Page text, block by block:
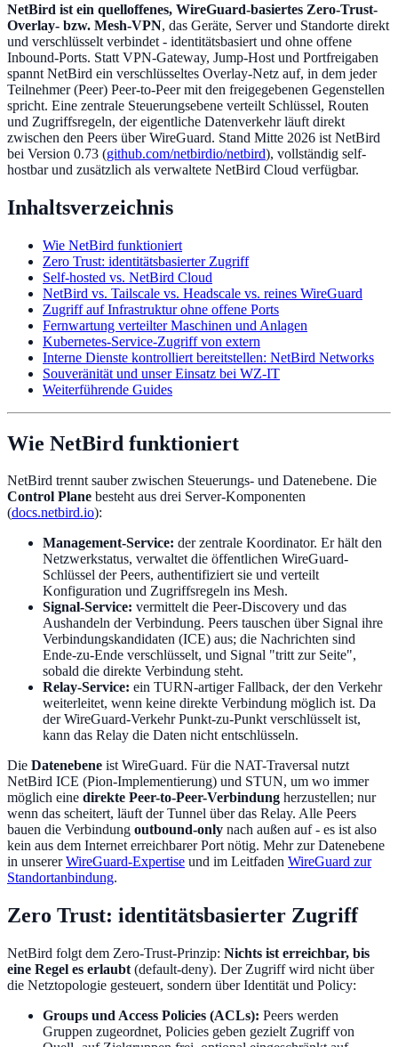
NetBird ist ein quelloffenes, WireGuard-basiertes Zero-Trust-
Overlay- bzw. Mesh-VPN, das Geräte, Server und Standorte direkt
und verschlüsselt verbindet - identitätsbasiert und ohne offene
Inbound-Ports. Statt VPN-Gateway, Jump-Host und Portfreigaben
spannt NetBird ein verschlüsseltes Overlay-Netz auf, in dem jeder
Teilnehmer (Peer) Peer-to-Peer mit den freigegebenen Gegenstellen
spricht. Eine zentrale Steuerungsebene verteilt Schlüssel, Routen
und Zugriffsregeln, der eigentliche Datenverkehr läuft direkt
zwischen den Peers über WireGuard. Stand Mitte 2026 ist NetBird
bei Version 0.73 (github.com/netbirdio/netbird), vollständig self-
hostbar und zusätzlich als verwaltete NetBird Cloud verfügbar.
Inhaltsverzeichnis
Wie NetBird funktioniert
Zero Trust: identitätsbasierter Zugriff
Self-hosted vs. NetBird Cloud
NetBird vs. Tailscale vs. Headscale vs. reines WireGuard
Zugriff auf Infrastruktur ohne offene Ports
Fernwartung verteilter Maschinen und Anlagen
Kubernetes-Service-Zugriff von extern
Interne Dienste kontrolliert bereitstellen: NetBird Networks
Souveränität und unser Einsatz bei WZ-IT
Weiterführende Guides
Wie NetBird funktioniert
NetBird trennt sauber zwischen Steuerungs- und Datenebene. Die
Control Plane besteht aus drei Server-Komponenten
(docs.netbird.io):
Management-Service: der zentrale Koordinator. Er hält den
Netzwerkstatus, verwaltet die öffentlichen WireGuard-
Schlüssel der Peers, authentifiziert sie und verteilt
Konfiguration und Zugriffsregeln ins Mesh.
Signal-Service: vermittelt die Peer-Discovery und das
Aushandeln der Verbindung. Peers tauschen über Signal ihre
Verbindungskandidaten (ICE) aus; die Nachrichten sind
Ende-zu-Ende verschlüsselt, und Signal "tritt zur Seite",
sobald die direkte Verbindung steht.
Relay-Service: ein TURN-artiger Fallback, der den Verkehr
weiterleitet, wenn keine direkte Verbindung möglich ist. Da
der WireGuard-Verkehr Punkt-zu-Punkt verschlüsselt ist,
kann das Relay die Daten nicht entschlüsseln.
Die Datenebene ist WireGuard. Für die NAT-Traversal nutzt
NetBird ICE (Pion-Implementierung) und STUN, um wo immer
möglich eine direkte Peer-to-Peer-Verbindung herzustellen; nur
wenn das scheitert, läuft der Tunnel über das Relay. Alle Peers
bauen die Verbindung outbound-only nach außen auf - es ist also
kein aus dem Internet erreichbarer Port nötig. Mehr zur Datenebene
in unsererWireGuard-Expertise und im Leitfaden WireGuard zur
Standortanbindung.
Zero Trust: identitätsbasierter Zugriff
NetBird folgt dem Zero-Trust-Prinzip: Nichts ist erreichbar, bis
eine Regel es erlaubt (default-deny). Der Zugriff wird nicht über
die Netztopologie gesteuert, sondern über Identität und Policy:
Groups und Access Policies (ACLs): Peers werden
Gruppen zugeordnet, Policies geben gezielt Zugriff von